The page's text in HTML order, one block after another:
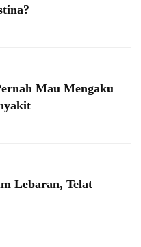
Mau Mengaku
Lebaran, Telat